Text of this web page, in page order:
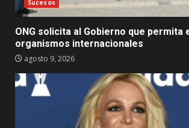
Sucesos
ONG solicita al Gobierno que permita
organismos internacionales
agosto 9, 2026